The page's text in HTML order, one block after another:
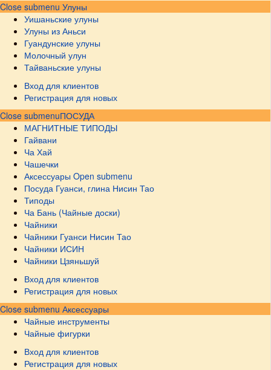
Close submenu Улуны
Уишаньские улуны
Улуны из Аньси
Гуандунские улуны
Молочный улун
Тайваньские улуны
Вход для клиентов
Регистрация для новых
Close submenuПОСУДА
МАГНИТНЫЕ ТИПОДЫ
Гайвани
Ча Хай
Чашечки
Аксессуары Open submenu
Посуда Гуанси, глина Нисин Тао
Типоды
Ча Бань (Чайные доски)
Чайники
Чайники Гуанси Нисин Тао
Чайники ИСИН
Чайники Цзяньшуй
Вход для клиентов
Регистрация для новых
Close submenu Аксессуары
Чайные инструменты
Чайные фигурки
Вход для клиентов
Регистрация для новых